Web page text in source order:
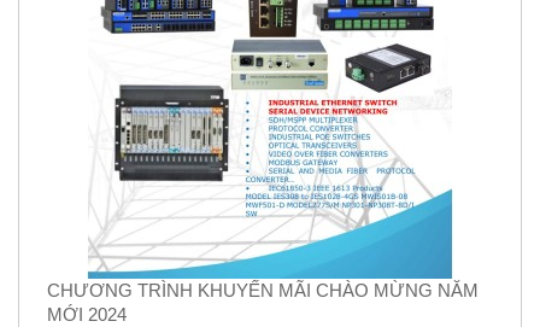
CHƯƠNG TRÌNH KHUYẾN MÃI CHÀO MỪNG NĂM
MỚI 2024